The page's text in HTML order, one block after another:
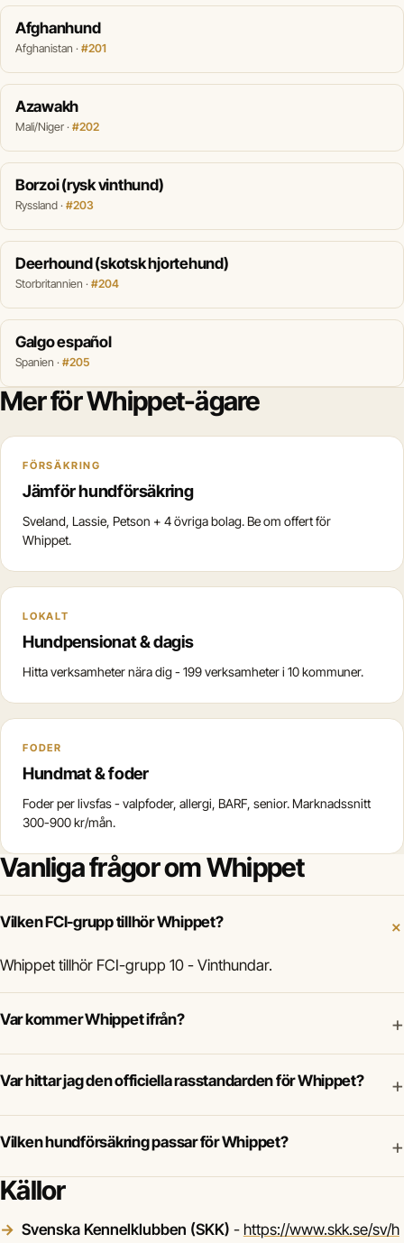
Afghanhund
Afghanistan · #201
Azawakh
Mali/Niger · #202
Borzoi (rysk vinthund)
Ryssland · #203
Deerhound (skotsk hjortehund)
Storbritannien · #204
Galgo español
Spanien · #205
Mer för Whippet-ägare
FÖRSÄKRING
Jämför hundförsäkring
Sveland, Lassie, Petson + 4 övriga bolag. Be om offert för
Whippet.
LOKALT
Hundpensionat & dagis
Hitta verksamheter nära dig - 199 verksamheter i 10 kommuner.
FODER
Hundmat & foder
Foder per livsfas - valpfoder, allergi, BARF, senior. Marknadssnitt
300-900 kr/mån.
Vanliga frågor om Whippet
Vilken FCI-grupp tillhör Whippet?
Whippet tillhör FCI-grupp 10 - Vinthundar.
Var kommer Whippet ifrån? +
Var hittar jag den officiella rasstandarden för Whippet? +
Vilken hundförsäkring passar för Whippet? +
Källor
Svenska Kennelklubben (SKK) - https://www.skk.se/sv/h